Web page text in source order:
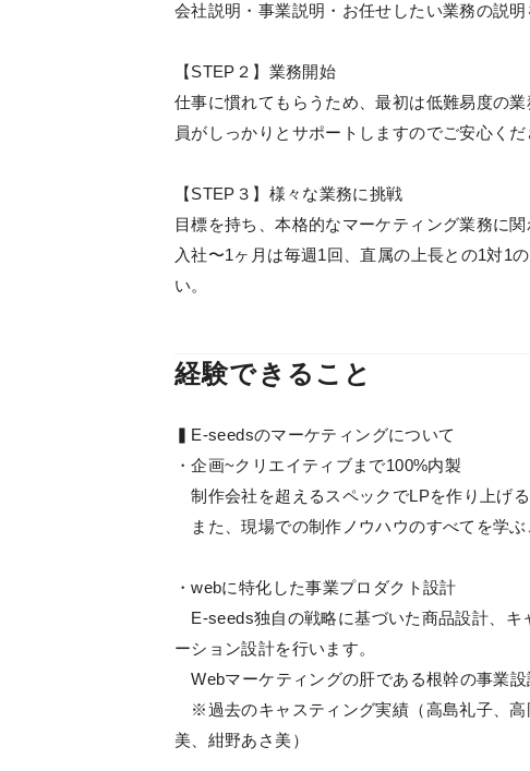
会社説明・事業説明・お任せしたい業務の説明
【STEP２】業務開始
仕事に慣れてもらうため、最初は低難易度の
員がしっかりとサポートしますのでご安心くだ
【STEP３】様々な業務に挑戦
目標を持ち、本格的なマーケティング業務に関
入社〜1ヶ月は毎週1回、直属の上長との1対1
い。
経験できること
▍E-seedsのマーケティングについて
・企画~クリエイティブまで100%内製
制作会社を超えるスペックでLPを作り上げる
また、現場での制作ノウハウのすべてを学ぶ
・webに特化した事業プロダクト設計
E-seeds独自の戦略に基づいた商品設計、キ
ーション設計を行います。
Webマーケティングの肝である根幹の事業設
※過去のキャスティング実績（高島礼子、高
美、紺野あさ美）